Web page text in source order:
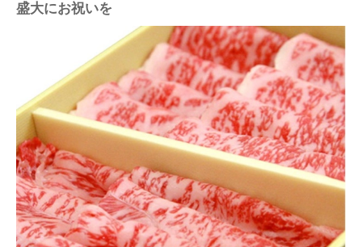
盛大にお祝いを